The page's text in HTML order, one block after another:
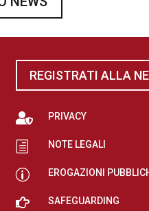
REGISTRATI ALLA
 PRIVACY
h NOTE LEGALI
p EROGAZIONI
 SAFEGUARDING